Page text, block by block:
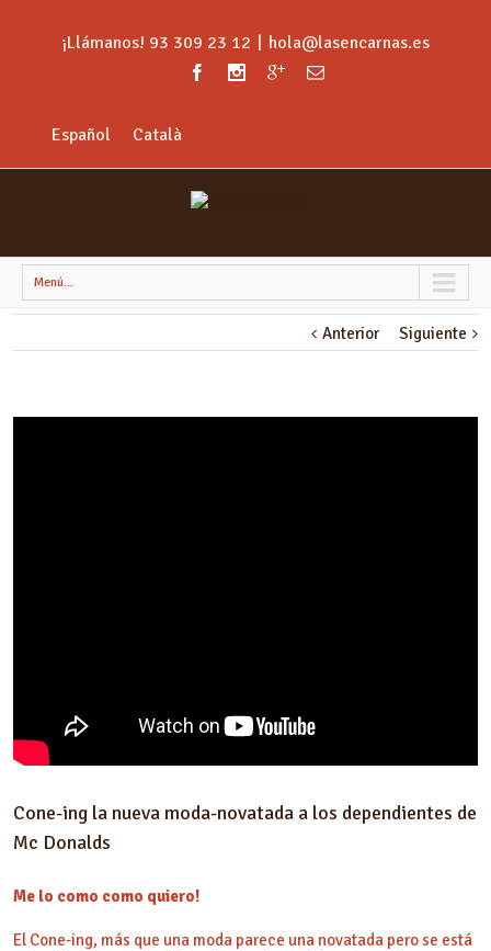
¡Llámanos! 93 309 23 12 hola@lasencarnas.es
Español Català
Menú...
Anterior Siguiente
Cone-ing la nueva moda-novatada a los dependientes de
Mc Donalds
Me lo como como quiero!
El Cone-ing, más que una moda parece una novatada pero se está